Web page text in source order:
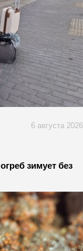
6 августа 2026
зимует без